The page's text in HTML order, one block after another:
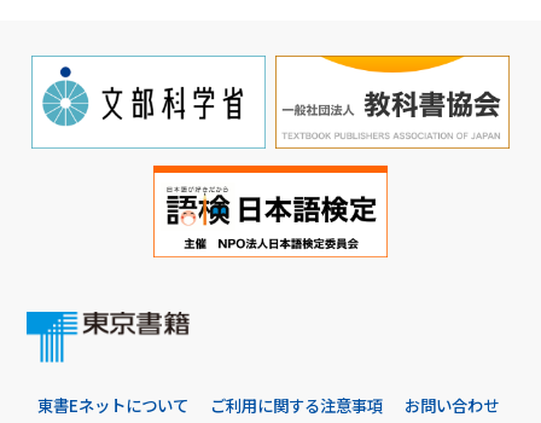
東書Eネットについて ご利用に関する注意事項
お問い合わせ